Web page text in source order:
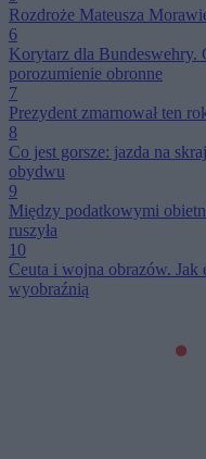
Rozdroże Mateusza
6
Korytarz dla Bundeswehry.
porozumienie obronne
7
Prezydent zmarnował ten
8
Co jest gorsze: jazda na
obydwu
9
Między podatkowymi
ruszyła
10
Ceuta i wojna obrazów. Jak
wyobraźnią